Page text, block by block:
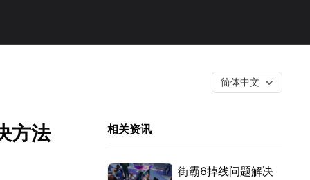
简体中文
方法 相关资讯
街霸6掉线问题解决